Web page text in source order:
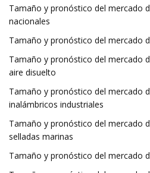
Tamaño y pronóstico del mercado
nacionales
Tamaño y pronóstico del mercado
Tamaño y pronóstico del mercado
aire disuelto
Tamaño y pronóstico del mercado
inalámbricos industriales
Tamaño y pronóstico del mercado
selladas marinas
Tamaño y pronóstico del mercado